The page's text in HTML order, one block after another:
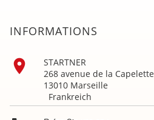
INFORMATIONS

STARTNER
268 avenue de la Capelette
13010 Marseille
Frankreich